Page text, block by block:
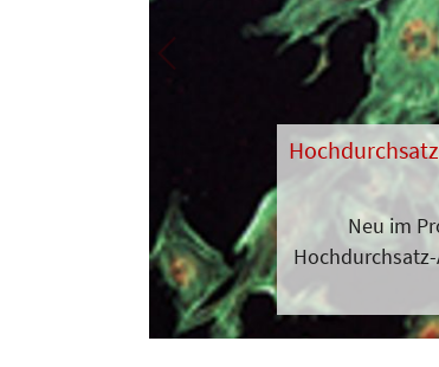
Neu im
Previous